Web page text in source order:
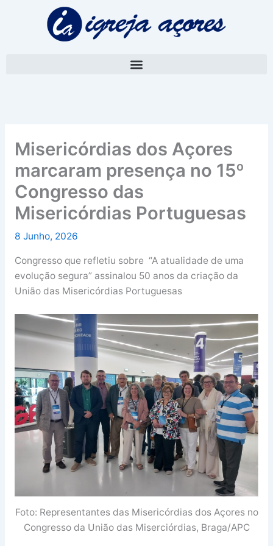
Misericórdias dos Açores
marcaram presença no 15º
Congresso das
Misericórdias Portuguesas
8 Junho, 2026
Congresso que refletiu sobre “A atualidade de uma
evolução segura” assinalou 50 anos da criação da
União das Misericórdias Portuguesas
Foto: Representantes das Misericórdias dos Açores no
Congresso da União das Miserciórdias, Braga/APC